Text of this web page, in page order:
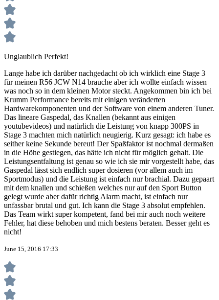
Unglaublich Perfekt!
Lange habe ich darüber nachgedacht ob ich wirklich eine Stage 3
für meinen R56 JCW N14 brauche aber ich wollte einfach wissen
was noch so in dem kleinen Motor steckt. Angekommen bin ich bei
Krumm Performance bereits mit einigen veränderten
Hardwarekomponenten und der Software von einem anderen Tuner.
Das lineare Gaspedal, das Knallen (bekannt aus einigen
youtubevideos) und natürlich die Leistung von knapp 300PS in
Stage 3 machten mich natürlich neugierig. Kurz gesagt: ich habe es
seither keine Sekunde bereut! Der Spaßfaktor ist nochmal dermaßen
in die Höhe gestiegen, das hätte ich nicht für möglich gehalt. Die
Leistungsentfaltung ist genau so wie ich sie mir vorgestellt habe, das
Gaspedal lässt sich endlich super dosieren (vor allem auch im
Sportmodus) und die Leistung ist einfach nur brachial. Dazu gepaart
mit dem knallen und schießen welches nur auf den Sport Button
gelegt wurde aber dafür richtig Alarm macht, ist einfach nur
unfassbar brutal und gut. Ich kann die Stage 3 absolut empfehlen.
Das Team wirkt super kompetent, fand bei mir auch noch weitere
Fehler, hat diese behoben und mich bestens beraten. Besser geht es
nicht!
June 15, 2016 17:33